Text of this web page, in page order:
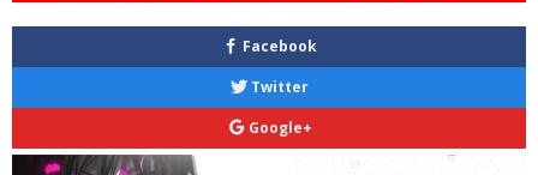
Facebook
Twitter
Google+